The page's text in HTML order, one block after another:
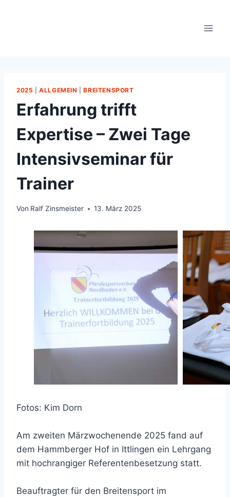
2025 |ALLGEMEIN |BREITENSPORT
Erfahrung trifft
Expertise – Zwei Tage
Intensivseminar für
Trainer
Von Ralf Zinsmeister 13. März 2025
Fotos: Kim Dorn
Am zweiten Märzwochenende 2025 fand auf
dem Hammberger Hof in Ittlingen ein Lehrgang
mit hochrangiger Referentenbesetzung statt.
Beauftragter für den Breitensport im